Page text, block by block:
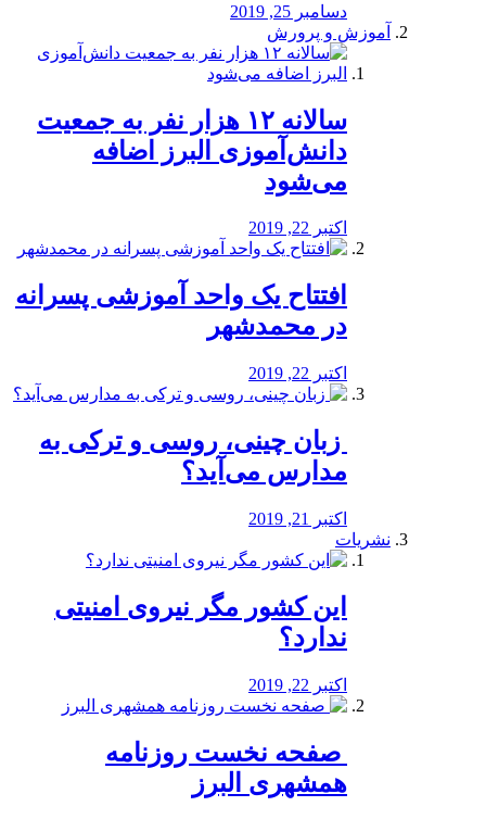
دسامبر 25, 2019
آموزش و پرورش
️سالانه ۱۲ هزار نفر به جمعیت
دانش‌آموزی البرز اضافه
می‌شود
اکتبر 22, 2019
افتتاح یک واحد آموزشی پسرانه
در محمدشهر
اکتبر 22, 2019
️ زبان چینی، روسی و ترکی به
مدارس می‌آید؟
اکتبر 21, 2019
نشریات
این کشور مگر نیروی امنیتی
ندارد؟
اکتبر 22, 2019
️ صفحه نخست روزنامه‌
همشهری البرز